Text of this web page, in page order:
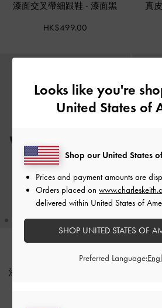
漆面交叉帶細跟鞋 -漆面黑
HK$499.00
真
漆皮水鑽釦高跟涼鞋
交
Looks like you're
United States of
Shop our United States
Prices and payment amounts are
Orders placed on
delivered within United States of
SHOP UNITED STATES OF
Preferred Language: